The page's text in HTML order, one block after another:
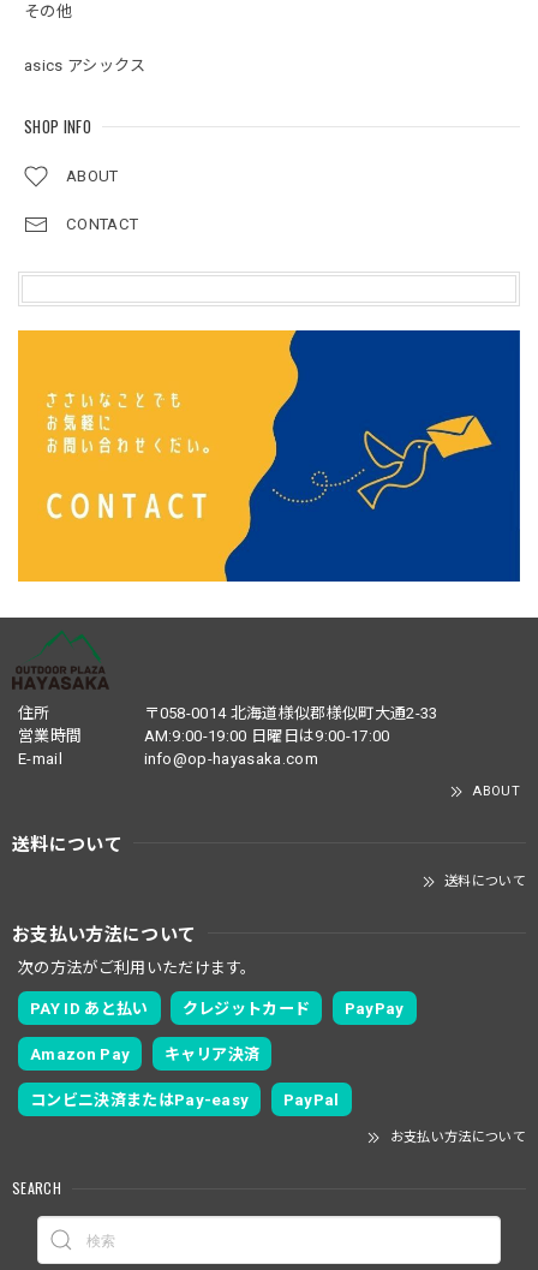
その他
asics アシックス
SHOP INFO
ABOUT
CONTACT
住所
〒058-0014 北海道様似郡様似町大通2-33
営業時間
AM:9:00-19:00 日曜日は9:00-17:00
E-mail
info@op-hayasaka.com
ABOUT
送料について
送料について
お支払い方法について
次の方法がご利用いただけます。
PAY ID あと払い クレジットカード PayPay
Amazon Pay キャリア決済
コンビニ決済またはPay-easy PayPal
お支払い方法について
SEARCH